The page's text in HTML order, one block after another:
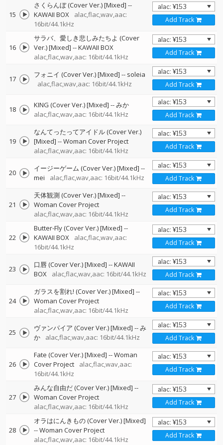
15
さくらんぼ (Cover Ver.) [Mixed] --
KAWAII BOX
alac,flac,wav,aac:
16bit/44.1kHz
Add Track
16
サラバ、愛しき悲しみたちよ (Cover
Ver.) [Mixed] --KAWAII BOX
alac,flac,wav,aac: 16bit/44.1kHz
Add Track
17 フォニイ (Cover Ver.) [Mixed] -- soleia
alac,flac,wav,aac: 16bit/44.1kHz
Add Track
18 KING (Cover Ver.) [Mixed] --みか
alac,flac,wav,aac: 16bit/44.1kHz
Add Track
19
なんてったってアイドル (Cover Ver.)
[Mixed] --Woman Cover Project
alac,flac,wav,aac: 16bit/44.1kHz
Add Track
20 イージーゲーム (Cover Ver.) [Mixed] --
mei
alac,flac,wav,aac: 16bit/44.1kHz Add Track
21
天体観測 (Cover Ver.) [Mixed] --
Woman Cover Project
alac,flac,wav,aac: 16bit/44.1kHz
Add Track
22
Butter-Fly (Cover Ver.) [Mixed] --
KAWAII BOX
alac,flac,wav,aac:
16bit/44.1kHz
Add Track
23 口唇 (Cover Ver.) [Mixed] --KAWAII
BOX
alac,flac,wav,aac: 16bit/44.1kHz Add Track
24
ガラスを割れ! (Cover Ver.) [Mixed] --
Woman Cover Project
alac,flac,wav,aac: 16bit/44.1kHz
Add Track
25 ヴァンパイア (Cover Ver.) [Mixed] --み
か
alac,flac,wav,aac: 16bit/44.1kHz Add Track
26
Fate (Cover Ver.) [Mixed] --Woman
Cover Project
alac,flac,wav,aac:
16bit/44.1kHz
Add Track
27
みんな自由だ (Cover Ver.) [Mixed] --
Woman Cover Project
alac,flac,wav,aac: 16bit/44.1kHz
Add Track
28
オラはにんきもの (Cover Ver.) [Mixed]
--Woman Cover Project
alac,flac,wav,aac: 16bit/44.1kHz
Add Track